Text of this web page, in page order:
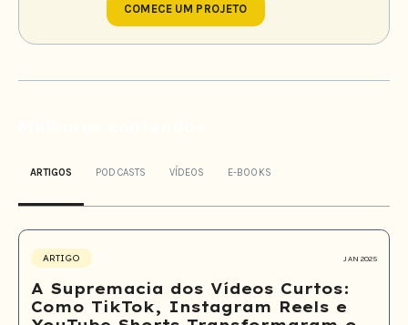
COMECE UM PROJETO
ARTIGOS PODCASTS VÍDEOS E-BOOKS
ARTIGO JAN 2025
A Supremacia dos Vídeos Curtos:
Como TikTok, Instagram Reels e